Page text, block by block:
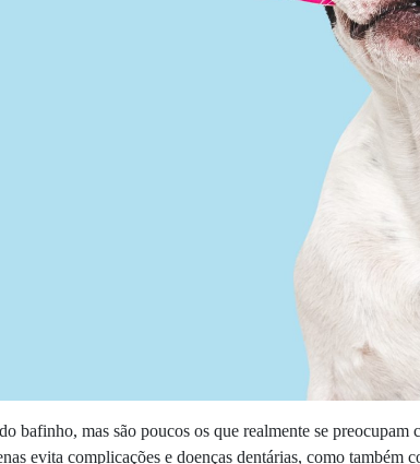
bafinho, mas são poucos os que realmente se
evita complicações e doenças dentárias, como também